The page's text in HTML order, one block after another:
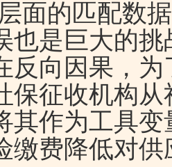
面的匹配数
也是巨大的
反向因果，
保征收机构
其作为工具
缴费降低对